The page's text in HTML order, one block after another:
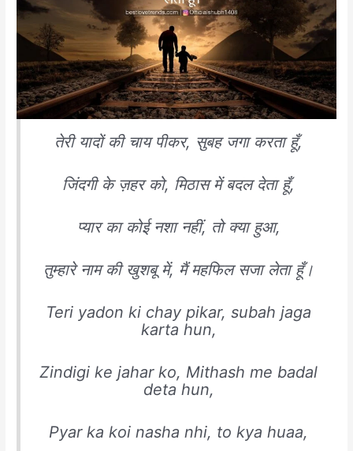
तेरी यादों की चाय पीकर, सुबह जगा करता हूँ,
जिंदगी के ज़हर को, मिठास में बदल देता हूँ,
प्यार का कोई नशा नहीं, तो क्या हुआ,
तुम्हारे नाम की खुशबू में, मैं महफिल सजा लेता हूँ।
Teri yadon ki chay pikar, subah jaga
karta hun,
Zindigi ke jahar ko, Mithash me badal
deta hun,
Pyar ka koi nasha nhi, to kya huaa,